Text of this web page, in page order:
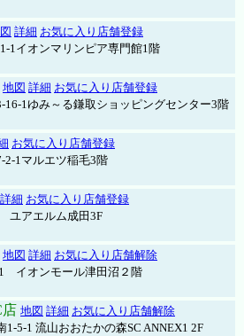
詳細 お気に入り店舗登録
1イオンマリンピア専門館1階
地図 詳細 お気に入り店舗登録
1ゆみ～る鎌取ショッピングセンター3階
お気に入り店舗登録
2-1マルエツ稲毛3階
詳細 お気に入り店舗登録
ユアエルム成田3F
地図 詳細 お気に入り店舗解除
イオンモール津田沼２階
店 地図 詳細 お気に入り店舗解除
5-1 流山おおたかの森SC ANNEX1 2F